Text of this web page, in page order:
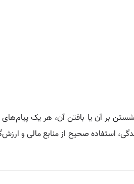
بر آن یا بافتن آن، هر یک پیام‌های
استفاده صحیح از منابع مالی و